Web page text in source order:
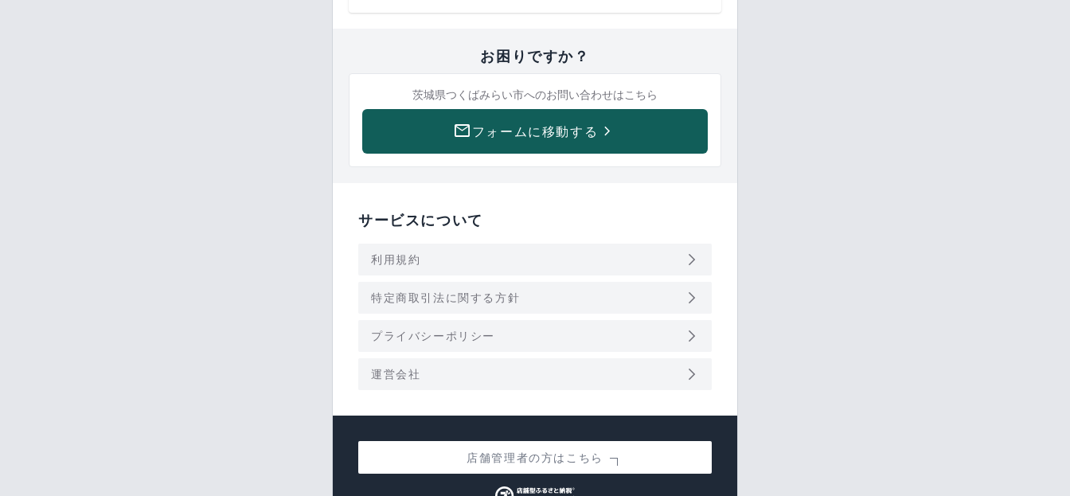
お困りですか？
茨城県つくばみらい市へのお問い合わせはこちら
mailフォームに移動する keyboard_arrow_right
サービスについて
利用規約 arrow_forward_ios
特定商取引法に関する方針 arrow_forward_ios
プライバシーポリシー arrow_forward_ios
運営会社 arrow_forward_ios
店舗管理者の方はこちら